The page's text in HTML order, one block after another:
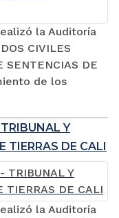
la Auditoría
CIVILES
SENTENCIAS DE
de los
Y
TIERRAS DE CALI
la Auditoría